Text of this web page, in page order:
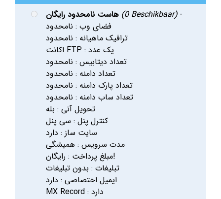
هاست نامحدود رایگان (0 Beschikbaar)-
فضای وب : نامحدود
ترافیک ماهیانه : نامحدود
اکانت FTP : یک عدد
تعداد دیتابیس : نامحدود
تعداد دامنه : نامحدود
تعداد پارک دامنه : نامحدود
تعداد ساب دامنه : نامحدود
تحویل آنی : بله
کنترل پنل : سی پنل
سایت ساز : دارد
مدت سرویس : همیشگی
مبلغ پرداخت : رایگان!
تبلیغات : بدون تبلیغات
ایمیل اختصاصی : دارد
MX Record : دارد